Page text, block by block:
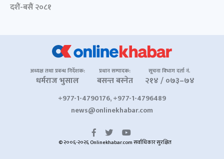
दशैं-बसैं २०८१
अध्यक्ष तथा प्रबन्ध निर्देशक:
धर्मराज भुसाल
प्रधान सम्पादक:
बसन्त बस्नेत
सूचना विभाग दर्ता नं.
२१४ / ०७३–७४
+977-1-4790176, +977-1-4796489
news@onlinekhabar.com
© २००६-२०२६ Onlinekhabar.com सर्वाधिकार सुरक्षित